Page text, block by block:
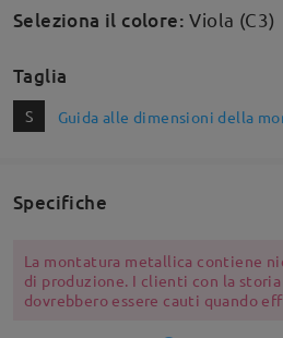
Seleziona il colore:Viola (C3)
Taglia
S Guida alle dimensioni della
Specifiche
La montatura metallica contiene
di produzione. I clienti con la
dovrebbero essere cauti quando